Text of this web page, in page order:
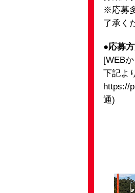
※応募
了承く
●応募
[WEB
下記よ
https://
通)